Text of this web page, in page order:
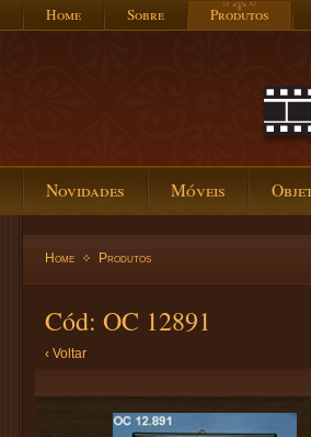
Home Sobre Produtos
Novidades Móveis
Home Produtos
Cód: OC 12891
‹ Voltar